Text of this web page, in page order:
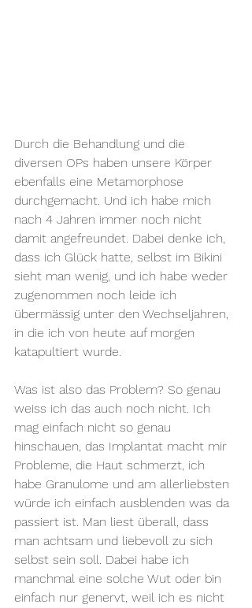
Durch die Behandlung und die
diversen OPs haben unsere Körper
ebenfalls eine Metamorphose
durchgemacht. Und ich habe mich
nach 4 Jahren immer noch nicht
damit angefreundet. Dabei denke ich,
dass ich Glück hatte, selbst im Bikini
sieht man wenig, und ich habe weder
zugenommen noch leide ich
übermässig unter den Wechseljahren,
in die ich von heute auf morgen
katapultiert wurde.
Was ist also das Problem? So genau
weiss ich das auch noch nicht. Ich
mag einfach nicht so genau
hinschauen, das Implantat macht mir
Probleme, die Haut schmerzt, ich
habe Granulome und am allerliebsten
würde ich einfach ausblenden was da
passiert ist. Man liest überall, dass
man achtsam und liebevoll zu sich
selbst sein soll. Dabei habe ich
manchmal eine solche Wut oder bin
einfach nur genervt, weil ich es nicht